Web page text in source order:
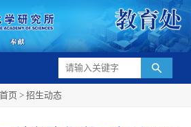
页 > 招生动态